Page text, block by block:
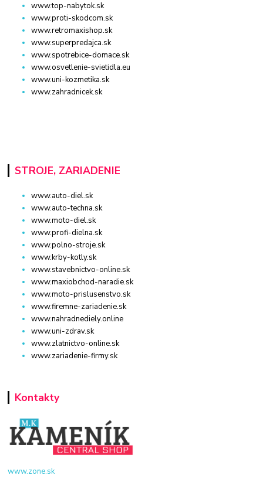
www.top-nabytok.sk
www.proti-skodcom.sk
www.retromaxishop.sk
www.superpredajca.sk
www.spotrebice-domace.sk
www.osvetlenie-svietidla.eu
www.uni-kozmetika.sk
www.zahradnicek.sk
STROJE, ZARIADENIE
www.auto-diel.sk
www.auto-techna.sk
www.moto-diel.sk
www.profi-dielna.sk
www.polno-stroje.sk
www.krby-kotly.sk
www.stavebnictvo-online.sk
www.maxiobchod-naradie.sk
www.moto-prislusenstvo.sk
www.firemne-zariadenie.sk
www.nahradnediely.online
www.uni-zdrav.sk
www.zlatnictvo-online.sk
www.zariadenie-firmy.sk
Kontakty
www.zone.sk